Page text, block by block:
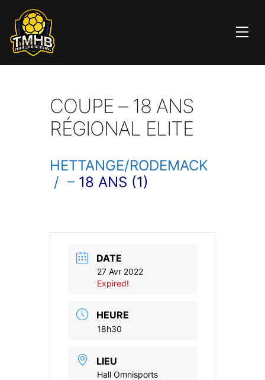
COUPE – 18 ANS
RÉGIONAL ELITE
HETTANGE/RODEMACK
/ – 18 ANS (1)
DATE
27 Avr 2022
Expired!
HEURE
18h30
LIEU
Hall Omnisports